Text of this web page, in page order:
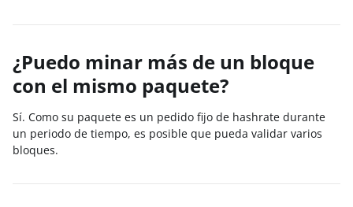
¿Puedo minar más de un bloque
con el mismo paquete?
Sí. Como su paquete es un pedido fijo de hashrate durante
un periodo de tiempo, es posible que pueda validar varios
bloques.